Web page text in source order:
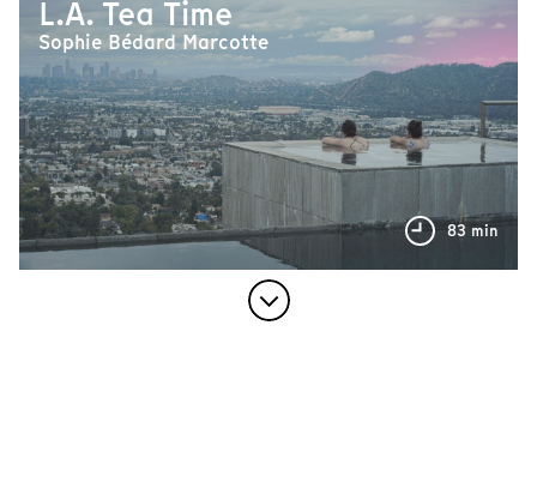
L.A. Tea Time
Sophie Bédard Marcotte
83 min